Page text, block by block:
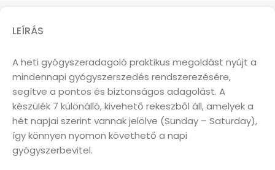
LEÍRÁS
A heti gyógyszeradagoló praktikus megoldást nyújt a
mindennapi gyógyszerszedés rendszerezésére,
segítve a pontos és biztonságos adagolást. A
készülék 7 különálló, kivehető rekeszből áll, amelyek a
hét napjai szerint vannak jelölve (Sunday – Saturday),
így könnyen nyomon követhető a napi
gyógyszerbevitel.